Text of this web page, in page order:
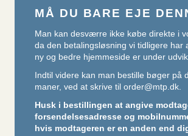
MÅ DU BARE EJE
Man kan desværre ikke købe direkte i
da den betalingsløsning vi tidligere har
ny og bedre hjemmeside er under
Indtil videre kan man bestille bøger på
maner, ved at skrive til order@mtp.dk.
Husk i bestillingen at angive
forsendelsesadresse og
hvis modtageren er en anden end